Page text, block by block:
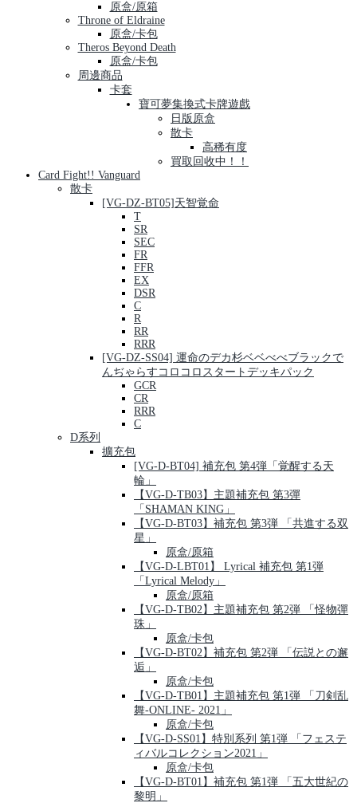
原盒/原箱
Throne of Eldraine
原盒/卡包
Theros Beyond Death
原盒/卡包
周邊商品
卡套
寶可夢集換式卡牌遊戲
日版原盒
散卡
高稀有度
買取回收中！！
Card Fight!! Vanguard
散卡
[VG-DZ-BT05]天智覚命
T
SR
SEC
FR
FFR
EX
DSR
C
R
RR
RRR
[VG-DZ-SS04] 運命のデカ杉ベベべべブラックで
んぢゃらすコロコロスタートデッキパック
GCR
CR
RRR
C
D系列
擴充包
[VG-D-BT04] 補充包 第4弾「覚醒する天
輪」
【VG-D-TB03】主題補充包 第3彈
「SHAMAN KING」
【VG-D-BT03】補充包 第3弾 「共進する双
星」
原盒/原箱
【VG-D-LBT01】 Lyrical 補充包 第1弾
「Lyrical Melody」
原盒/原箱
【VG-D-TB02】主題補充包 第2弾 「怪物彈
珠」
原盒/卡包
【VG-D-BT02】補充包 第2弾 「伝説との邂
逅」
原盒/卡包
【VG-D-TB01】主題補充包 第1弾 「刀剣乱
舞-ONLINE- 2021」
原盒/卡包
【VG-D-SS01】特別系列 第1弾 「フェステ
ィバルコレクション2021」
原盒/卡包
【VG-D-BT01】補充包 第1弾 「五大世紀の
黎明」